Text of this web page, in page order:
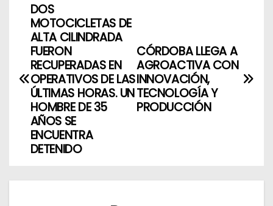
N
e
CÓRDOBA LLEGA A
AGROACTIVA CON
INNOVACIÓN,
TECNOLOGÍA Y
PRODUCCIÓN
DOS
MOTOCICLETAS DE
ALTA CILINDRADA
FUERON
RECUPERADAS EN
OPERATIVOS DE LAS
ÚLTIMAS HORAS. UN
HOMBRE DE 35
AÑOS SE
ENCUENTRA
DETENIDO